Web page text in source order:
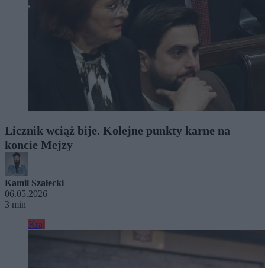
Licznik wciąż bije. Kolejne punkty karne na
koncie Mejzy
Kamil Szałecki
06.05.2026
3 min
Kraj